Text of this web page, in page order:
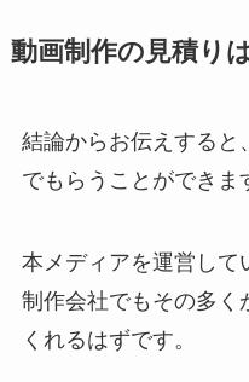
動画制作の見積り
結論からお伝えすると
でもらうことができま
本メディアを運営して
制作会社でもその多く
くれるはずです。